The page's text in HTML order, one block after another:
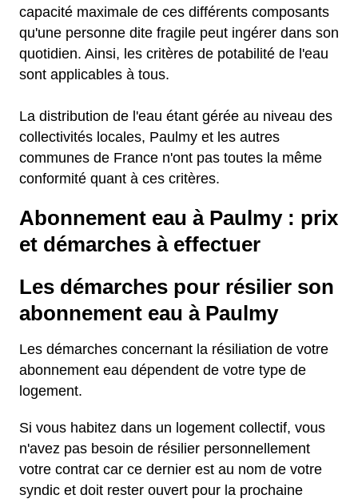
capacité maximale de ces différents composants
qu'une personne dite fragile peut ingérer dans son
quotidien. Ainsi, les critères de potabilité de l'eau
sont applicables à tous.
La distribution de l'eau étant gérée au niveau des
collectivités locales, Paulmy et les autres
communes de France n'ont pas toutes la même
conformité quant à ces critères.
Abonnement eau à Paulmy : prix
et démarches à effectuer
Les démarches pour résilier son
abonnement eau à Paulmy
Les démarches concernant la résiliation de votre
abonnement eau dépendent de votre type de
logement.
Si vous habitez dans un logement collectif, vous
n'avez pas besoin de résilier personnellement
votre contrat car ce dernier est au nom de votre
syndic et doit rester ouvert pour la prochaine